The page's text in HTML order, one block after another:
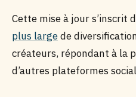
Cette mise à jour s’inscrit
plus largede
créateurs, répondant à la
d’autres plateformes